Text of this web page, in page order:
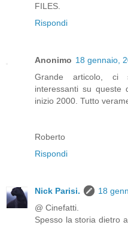
FILES.
Rispondi
Anonimo 18 gennaio,
Grande articolo, ci
interessanti su
inizio 2000. Tutto
Roberto
Rispondi
Nick Parisi.
18
@ Cinefatti.
Spesso la storia dietro